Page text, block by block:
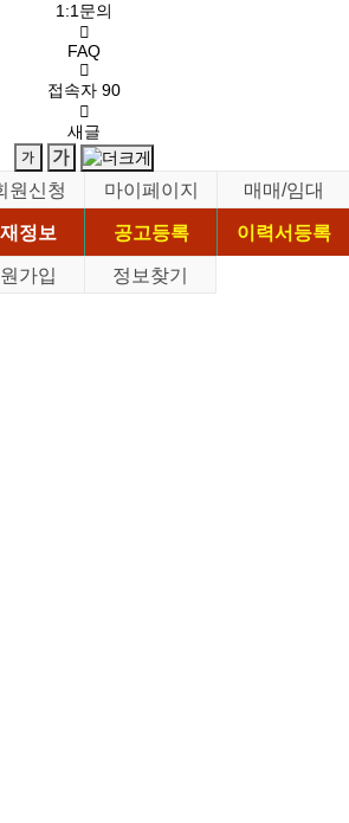
1:1문의
FAQ
접속자 90
새글
원신청 마이페이지
매매/임대
정보 공고등록
이력서등록
가입 정보찾기